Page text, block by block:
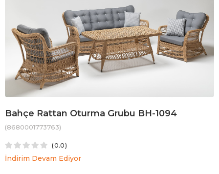
Bahçe Rattan Oturma Grubu BH-1094
(8680001773763)
0.0
İndirim Devam Ediyor